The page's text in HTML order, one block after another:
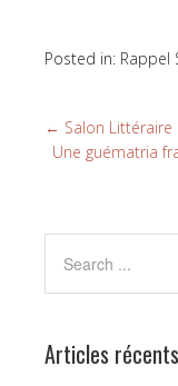
Posted in: Rappel
← Salon
Une guématria
Articles récents